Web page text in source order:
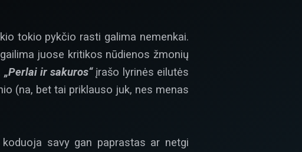
tokio pykčio rasti galima nemenkai.
juose kritikos nūdienos žmonių
„Perlai ir sakuros“įrašo lyrinės eilutės
(na, bet tai priklauso juk, nes menas
savy gan paprastas ar netgi